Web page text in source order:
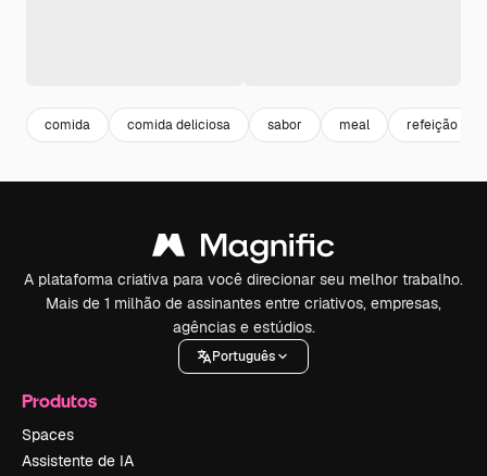
comida comida deliciosa sabor meal refeição
A plataforma criativa para você direcionar seu melhor trabalho.
Mais de 1 milhão de assinantes entre criativos, empresas,
agências e estúdios.
Português
Produtos
Spaces
Assistente de IA